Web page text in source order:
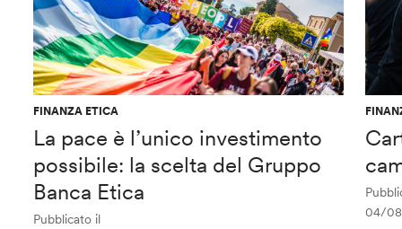
FINANZA ETICA
La pace è l’unico investimento
possibile: la scelta del Gruppo
Banca Etica
Pubblicato il
04/